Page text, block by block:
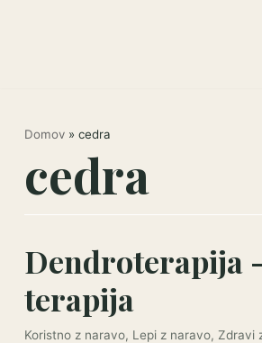
Domov » cedra
cedra
Dendroterapija
terapija
Koristno z naravo, Lepi z naravo, Zdravi